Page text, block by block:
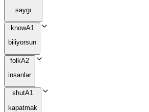
saygı
knowA1
biliyorsun
folkA2
insanlar
shutA1
kapatmak